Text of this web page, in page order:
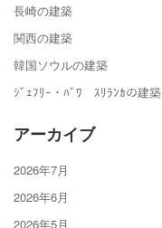
長崎の建築
関西の建築
韓国ソウルの建築
ｼﾞｪﾌﾘｰ・ﾊﾞﾜ ｽﾘﾗﾝｶの建築
アーカイブ
2026年7月
2026年6月
2026年5月